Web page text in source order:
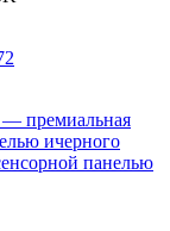
премиальная
ичерного
панелью